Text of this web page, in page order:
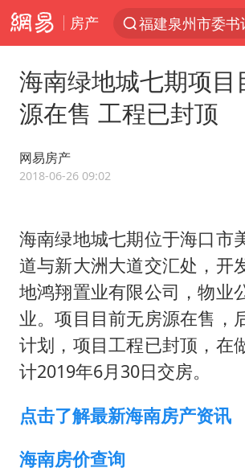
房产
福建泉州市委书
国乒男单横滨
38岁演员求职
胡彦斌获《歌手
美股存储板块集
海南绿地城七期项目
源在售 工程已封顶
网易房产
2018-06-26 09:02
海南绿地城七期位于海口市
道与新大洲大道交汇处，开
地鸿翔置业有限公司，物业
业。项目目前无房源在售，
计划，项目工程已封顶，在
计2019年6月30日交房。
点击了解最新海南房产资讯
海南房价查询